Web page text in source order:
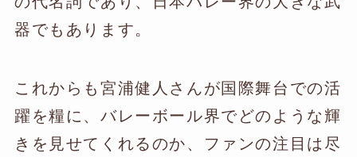
器でもあります。
これからも宮浦健人さんが国際舞台での活
躍を糧に、バレーボール界でどのような輝
きを見せてくれるのか、ファンの注目は尽